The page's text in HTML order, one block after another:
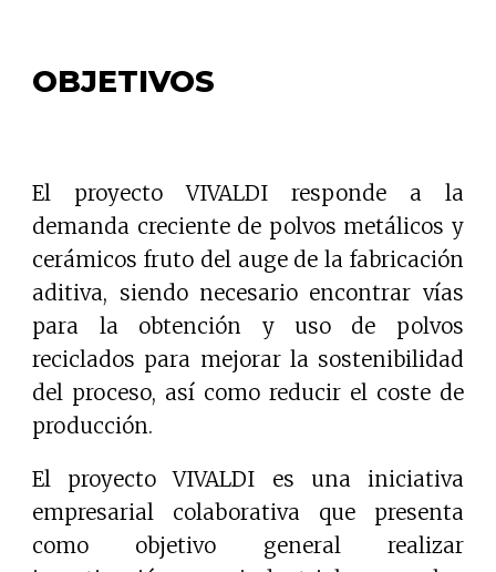
OBJETIVOS
El proyecto VIVALDI responde a la
demanda creciente de polvos metálicos y
cerámicos fruto del auge de la fabricación
aditiva, siendo necesario encontrar vías
para la obtención y uso de polvos
reciclados para mejorar la sostenibilidad
del proceso, así como reducir el coste de
producción.
El proyecto VIVALDI es una iniciativa
empresarial colaborativa que presenta
como objetivo general realizar